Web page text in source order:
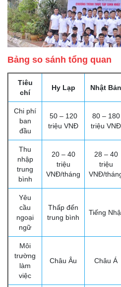
Bảng so sánh tổng quan
Tiêu
chí
Hy Lạp Nhật Bản
Chi phí
ban
đầu
50 – 120
triệu VNĐ
80 – 180
triệu VNĐ
Thu
nhập
trung
bình
20 – 40
triệu
VNĐ/tháng
28 – 40
triệu
VNĐ/
Yêu
cầu
ngoại
ngữ
Thấp đến
trung bình
Tiếng
Môi
trường
làm
việc
Châu Âu Châu Á